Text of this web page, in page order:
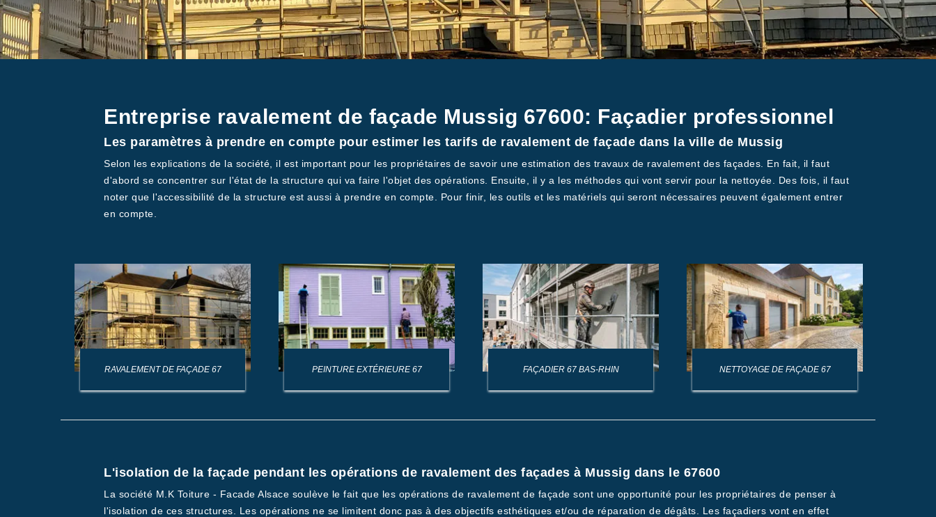
Entreprise ravalement de façade Mussig 67600: Façadier professionnel
Les paramètres à prendre en compte pour estimer les tarifs de ravalement de façade dans la ville de Mussig
Selon les explications de la société, il est important pour les propriétaires de savoir une estimation des travaux de ravalement des façades. En fait, il faut
d'abord se concentrer sur l'état de la structure qui va faire l'objet des opérations. Ensuite, il y a les méthodes qui vont servir pour la nettoyée. Des fois, il faut
noter que l'accessibilité de la structure est aussi à prendre en compte. Pour finir, les outils et les matériels qui seront nécessaires peuvent également entrer
en compte.
RAVALEMENT DE FAÇADE 67 PEINTURE EXTÉRIEURE 67 FAÇADIER 67 BAS-RHIN NETTOYAGE DE FAÇADE 67
L'isolation de la façade pendant les opérations de ravalement des façades à Mussig dans le 67600
La société M.K Toiture - Facade Alsace soulève le fait que les opérations de ravalement de façade sont une opportunité pour les propriétaires de penser à
l'isolation de ces structures. Les opérations ne se limitent donc pas à des objectifs esthétiques et/ou de réparation de dégâts. Les façadiers vont en effet